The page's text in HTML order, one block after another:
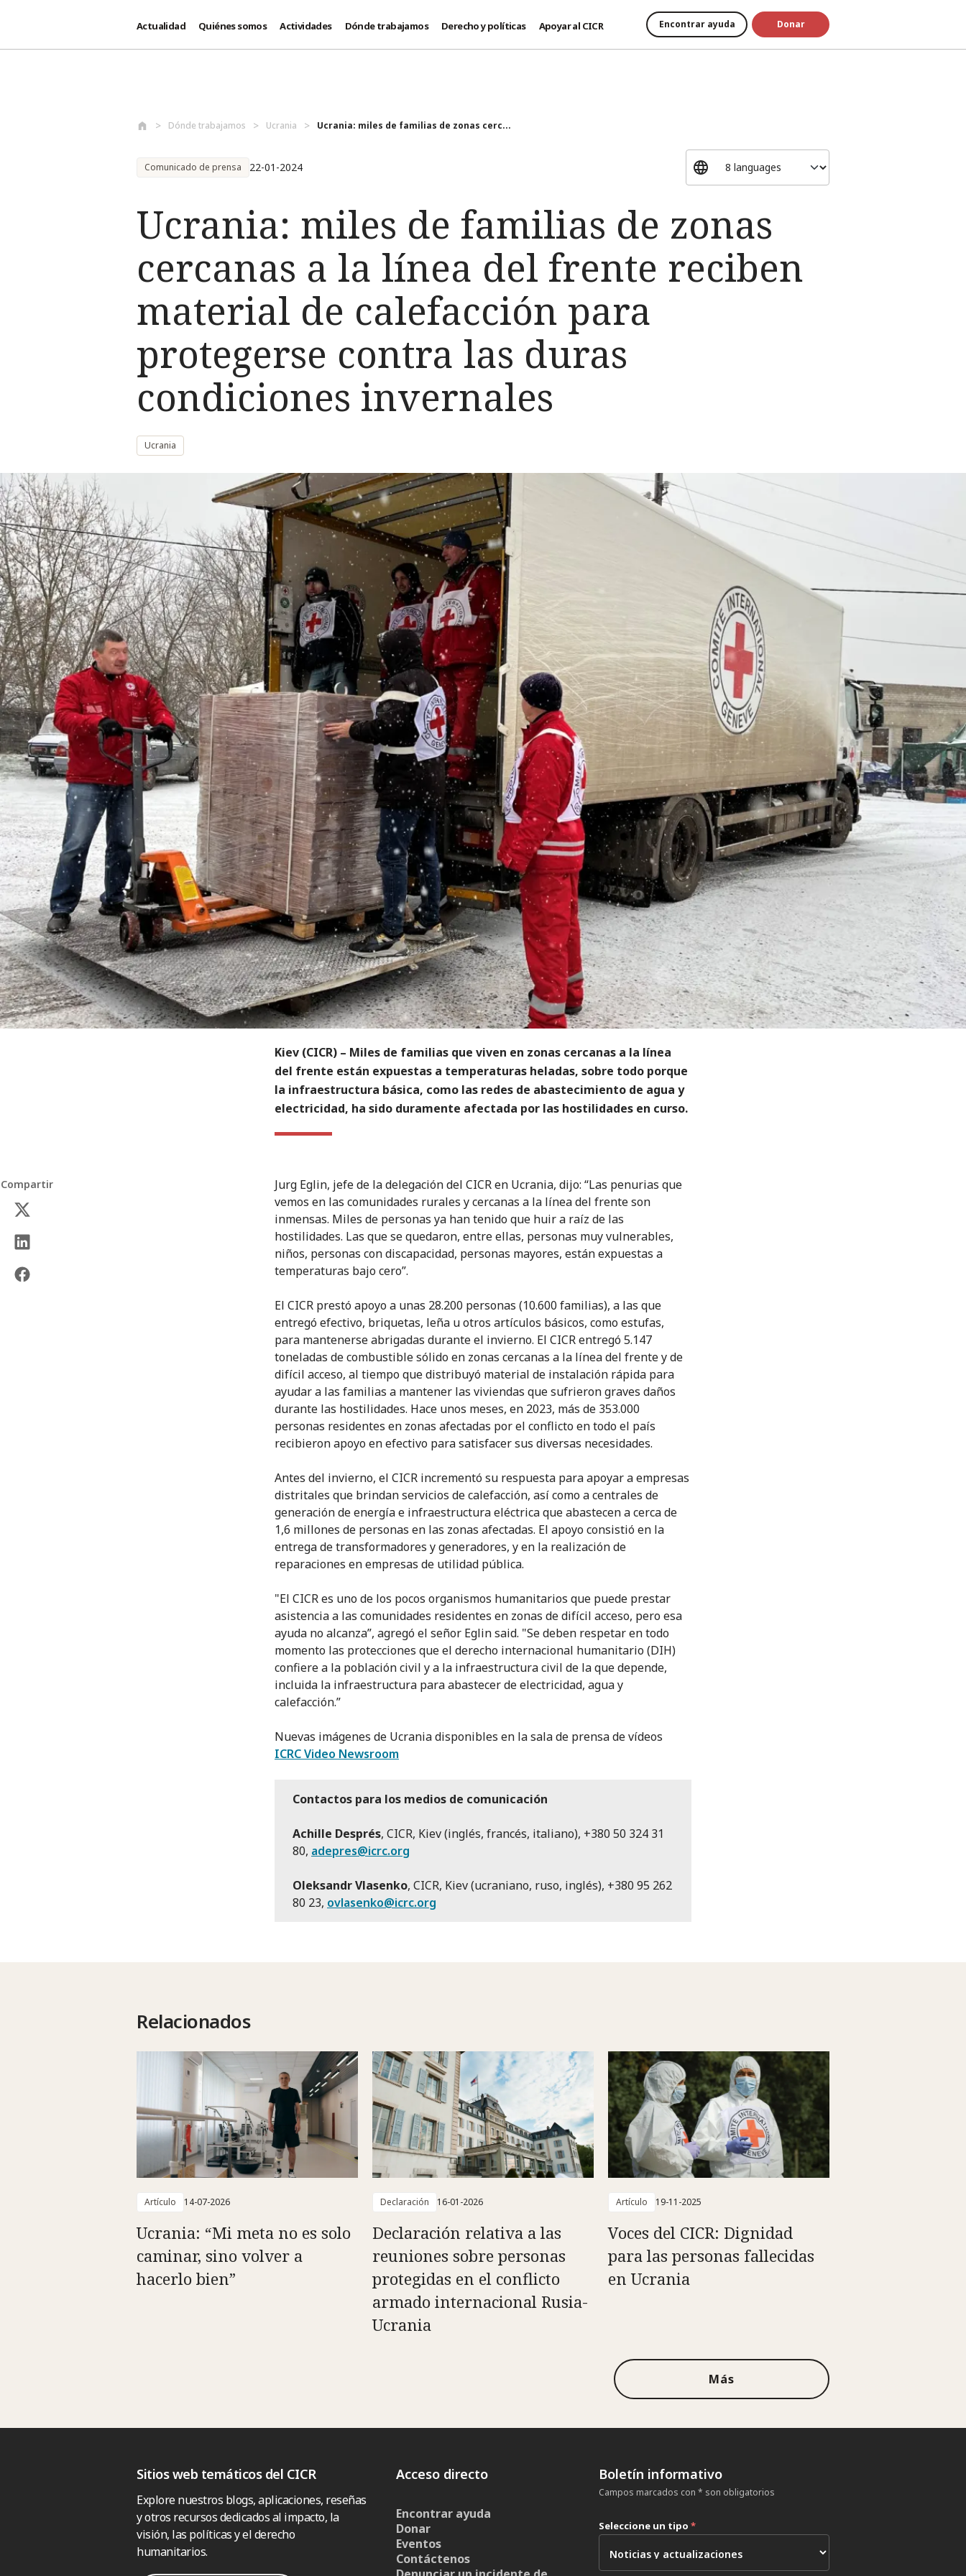
Actualidad Quiénes somos Actividades Dónde trabajamos Derecho y políticas Apoyar al CICR Encontrar ayuda Donar
Dónde trabajamos Ucrania Ucrania: miles de familias de zonas cerc...
Comunicado de prensa 22-01-2024
Ucrania: miles de familias de zonas
cercanas a la línea del frente reciben
material de calefacción para
protegerse contra las duras
condiciones invernales
Ucrania
Kiev (CICR) – Miles de familias que viven en zonas cercanas a la línea
del frente están expuestas a temperaturas heladas, sobre todo porque
la infraestructura básica, como las redes de abastecimiento de agua y
electricidad, ha sido duramente afectada por las hostilidades en curso.
Compartir
Jurg Eglin, jefe de la delegación del CICR en Ucrania, dijo: “Las penurias que
vemos en las comunidades rurales y cercanas a la línea del frente son
inmensas. Miles de personas ya han tenido que huir a raíz de las
hostilidades. Las que se quedaron, entre ellas, personas muy vulnerables,
niños, personas con discapacidad, personas mayores, están expuestas a
temperaturas bajo cero”.
El CICR prestó apoyo a unas 28.200 personas (10.600 familias), a las que
entregó efectivo, briquetas, leña u otros artículos básicos, como estufas,
para mantenerse abrigadas durante el invierno. El CICR entregó 5.147
toneladas de combustible sólido en zonas cercanas a la línea del frente y de
difícil acceso, al tiempo que distribuyó material de instalación rápida para
ayudar a las familias a mantener las viviendas que sufrieron graves daños
durante las hostilidades. Hace unos meses, en 2023, más de 353.000
personas residentes en zonas afectadas por el conflicto en todo el país
recibieron apoyo en efectivo para satisfacer sus diversas necesidades.
Antes del invierno, el CICR incrementó su respuesta para apoyar a empresas
distritales que brindan servicios de calefacción, así como a centrales de
generación de energía e infraestructura eléctrica que abastecen a cerca de
1,6 millones de personas en las zonas afectadas. El apoyo consistió en la
entrega de transformadores y generadores, y en la realización de
reparaciones en empresas de utilidad pública.
"El CICR es uno de los pocos organismos humanitarios que puede prestar
asistencia a las comunidades residentes en zonas de difícil acceso, pero esa
ayuda no alcanza”, agregó el señor Eglin said. "Se deben respetar en todo
momento las protecciones que el derecho internacional humanitario (DIH)
confiere a la población civil y a la infraestructura civil de la que depende,
incluida la infraestructura para abastecer de electricidad, agua y
calefacción.”
Nuevas imágenes de Ucrania disponibles en la sala de prensa de vídeos
ICRC Video Newsroom
Contactos para los medios de comunicación
Achille Després, CICR, Kiev (inglés, francés, italiano), +380 50 324 31
80, adepres@icrc.org
Oleksandr Vlasenko, CICR, Kiev (ucraniano, ruso, inglés), +380 95 262
80 23, ovlasenko@icrc.org
Relacionados
Artículo 14-07-2026
Ucrania: “Mi meta no es solo
caminar, sino volver a
hacerlo bien”
Declaración 16-01-2026
Declaración relativa a las
reuniones sobre personas
protegidas en el conflicto
armado internacional Rusia-
Ucrania
Artículo 19-11-2025
Voces del CICR: Dignidad
para las personas fallecidas
en Ucrania
Más
Sitios web temáticos del CICR
Explore nuestros blogs, aplicaciones, reseñas
y otros recursos dedicados al impacto, la
visión, las políticas y el derecho
humanitarios.
Acceso directo
Encontrar ayuda
Donar
Eventos
Contáctenos
Boletín informativo
Campos marcados con * son obligatorios
Seleccione un tipo *